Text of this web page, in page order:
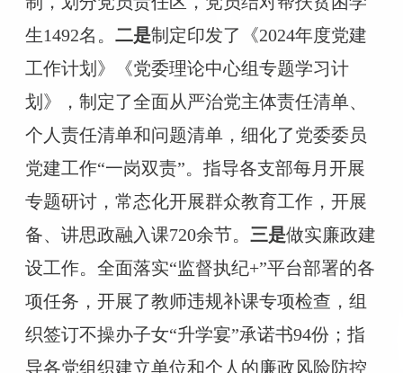
生1492名 。 二是制定印发了《2024年度党建
工作计划》《党委理论中心组专题学习计
划》，制定了全面从严治党主体责任清单、
个人责任清单和问题清单，细化了党委委员
党建工作“一岗双责”。指导各支部每月开展
专题研讨， 常态化开展群众教育工作，开展
备、讲思政融入课720余节。 三是做实廉政建
设工作。全面落实“监督执纪+”平台部署的各
项任务，开展了教师违规补课专项检查 ， 组
织签订不操办子女“升学宴”承诺书94份 ； 指
导各党组织建立单位和个人的廉政风险防控